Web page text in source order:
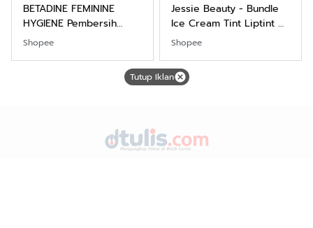
BETADINE FEMININE
HYGIENE Pembersih
Kewanitaan 60ml
Shopee
Jessie Beauty - Bundle
Ice Cream Tint Liptint All
Variant
Shopee
Tutup Iklan